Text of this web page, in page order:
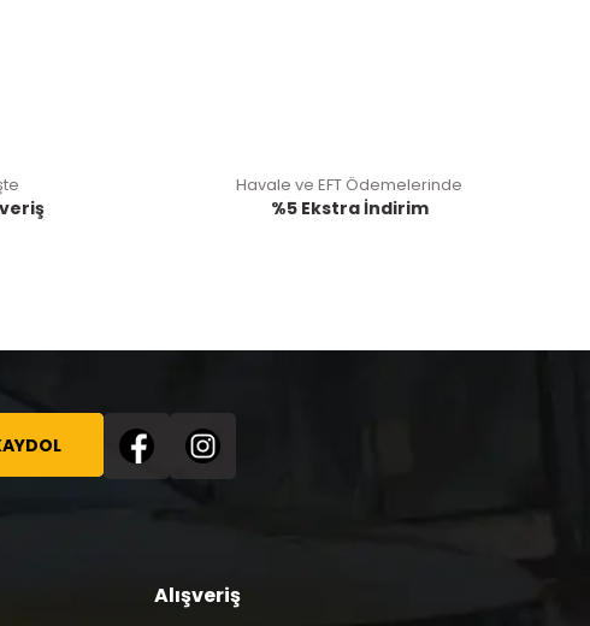
Havale ve EFT Ödemelerinde
%5 Ekstra İndirim
Alışveriş